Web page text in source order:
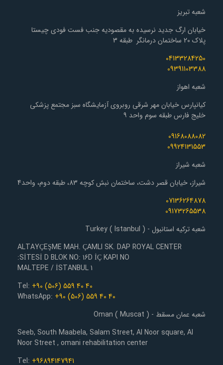
شعبه تبریز
خیابان ارگ جدید نرسیده به مقصودیه جنب فست فودی چیستا
پلاک 20 ساختمان درمانگر طبقه 3
04133284250
09391103388
شعبه اهواز
کیانپارس خیابان مهر شرقی روبروی آزمایشگاه سبز مجتمع پزشکی
خلیج فارس طبقه سوم واحد ۹
09168088082
09924131553
شعبه شیراز
شیراز، خیابان قصر دشت، ساختمان نبش کوچه 83، طبقه دوم، واحد4
07136264878
09173265538
شعبه ترکیه استانبول - Turkey ( Istanbul )
ALTAYÇEŞME MAH. ÇAMLI SK. DAP ROYAL CENTER
SİTESİ D BLOK NO: 16D İÇ KAPI NO:
1 MALTEPE / İSTANBUL
Tel: +90 (506) 559 40 40
WhatsApp: +90 (506) 559 40 40
شعبه عمان مسقط - Oman ( Muscat )
Seeb, South Maabela, Salam Street, Al Noor square, Al
Noor Street , omani rehabilitation center
Tel: +96894147941